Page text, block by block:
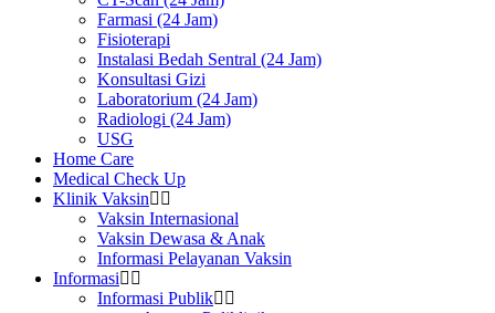
Farmasi (24 Jam)
Fisioterapi
Instalasi Bedah Sentral (24 Jam)
Konsultasi Gizi
Laboratorium (24 Jam)
Radiologi (24 Jam)
USG
Home Care
Medical Check Up
Klinik Vaksin
Vaksin Internasional
Vaksin Dewasa & Anak
Informasi Pelayanan Vaksin
Informasi
Informasi Publik